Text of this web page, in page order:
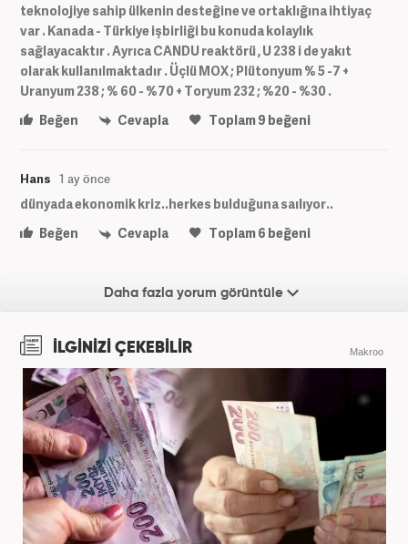
teknolojiye sahip ülkenin desteğine ve ortaklığına ihtiyaç
var . Kanada - Türkiye işbirliği bu konuda kolaylık
sağlayacaktır . Ayrıca CANDU reaktörü , U 238 i de yakıt
olarak kullanılmaktadır . Üçlü MOX ; Plütonyum % 5 -7 +
Uranyum 238 ; % 60 - %70 + Toryum 232 ; %20 - %30 .
Beğen
Cevapla Toplam9 beğeni
Hans 1 ay önce
dünyada ekonomik kriz..herkes bulduğuna saılıyor..
Beğen
Cevapla Toplam6 beğeni
Daha fazla yorum görüntüle
İLGİNİZİ ÇEKEBİLİR Makroo